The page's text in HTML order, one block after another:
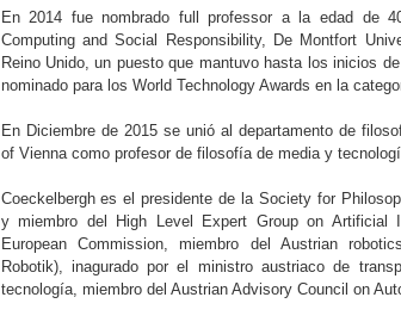
En 2014 fue nombrado full professor a la edad de
Computing and Social Responsibility, De Montfort
Reino Unido, un puesto que mantuvo hasta los inicios
nominado para los World Technology Awards en la
En Diciembre de 2015 se unió al departamento de
of Vienna como profesor de filosofía de media y
Coeckelbergh es el presidente de la Society for
y miembro del High Level Expert Group on Artificial
European Commission, miembro del Austrian
Robotik), inagurado por el ministro austriaco de
tecnología, miembro del Austrian Advisory Council on